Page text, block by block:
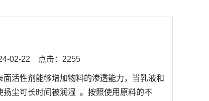
02-22 点击：2255
活性剂能够增加物料的渗透能力，当乳液和
尘可长时间被润湿 。按照使用原料的不